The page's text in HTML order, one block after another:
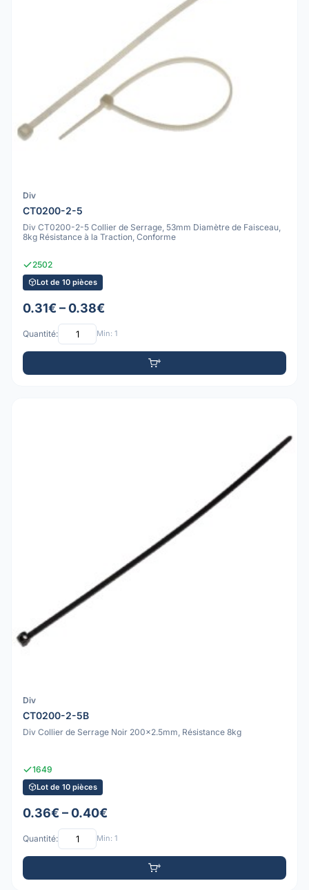
Div
CT0200-2-5
Div CT0200-2-5 Collier de Serrage, 53mm Diamètre de Faisceau,
8kg Résistance à la Traction, Conforme
2502
Lot de 10 pièces
0.31€ – 0.38€
Quantité: Min: 1
Div
CT0200-2-5B
Div Collier de Serrage Noir 200x2.5mm, Résistance 8kg
1649
Lot de 10 pièces
0.36€ – 0.40€
Quantité: Min: 1